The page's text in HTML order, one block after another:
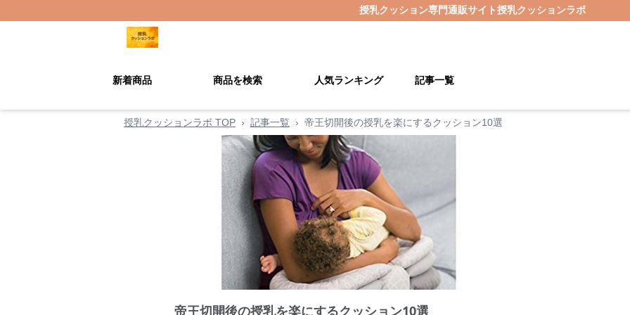
授乳クッション専門通販サイト授乳クッションラボ
新着商品 商品を検索 人気ランキング 記事一覧
授乳クッションラボ TOP › 記事一覧 › 帝王切開後の授乳を楽にするクッション10選
帝王切開後の授乳を楽にするクッション10選